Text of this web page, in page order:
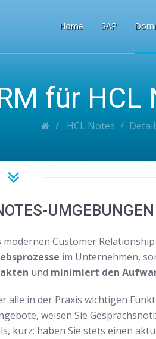
Home SAP
für HCL
HCL Notes
UMGEBUNGEN
Customer
im Unternehmen,
und minimiert den
alle in der Praxis wichtigen
weisen Sie
kurz: haben Sie stets einen